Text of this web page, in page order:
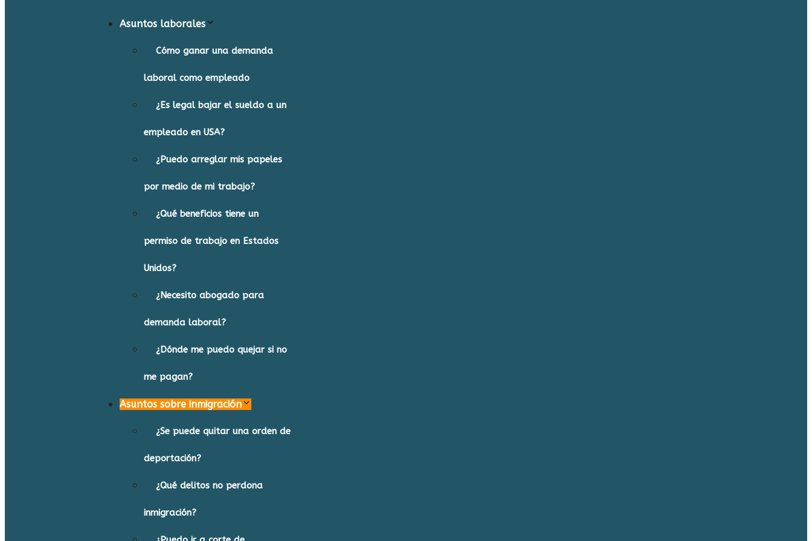
Asuntos laborales
Cómo ganar una demanda
laboral como empleado
¿Es legal bajar el sueldo a un
empleado en USA?
¿Puedo arreglar mis papeles
por medio de mi trabajo?
¿Qué beneficios tiene un
permiso de trabajo en Estados
Unidos?
¿Necesito abogado para
demanda laboral?
¿Dónde me puedo quejar si no
me pagan?
Asuntos sobre inmigración
¿Se puede quitar una orden de
deportación?
¿Qué delitos no perdona
inmigración?